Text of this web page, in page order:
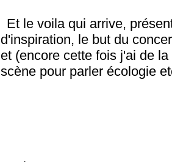
Et le voila qui arrive,
d'inspiration, le but du
et (encore cette fois j'ai de
scène pour parler écologie